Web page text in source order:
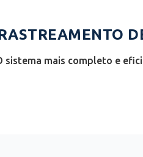
sistema mais completo e